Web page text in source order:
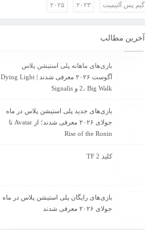
گیم پس آلتیمیت ۲۰۲۳ ۲۰۲۵
آخرین مطالب
بازی‌های ماهانه پلی استیشن پلاس
آگوست ۲۰۲۶ معرفی شدند | Dying Light
2، Big Walk و Signalis
بازی‌های جدید پلی استیشن پلاس در ماه
جولای ۲۰۲۶ معرفی شدند؛ از Avatar تا
Rise of the Ronin
کلید TF 2
بازی‌های رایگان پلی استیشن پلاس در ماه
جولای ۲۰۲۶ معرفی شدند